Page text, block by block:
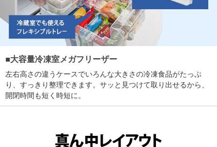
■大容量冷凍室メガフリーザー
左右高さの違うケースでいろんな大きさの冷凍食品がたっぷ
り、すっきり整理できます。サッと見つけて取り出せるから、
開閉時間も短く時短に。